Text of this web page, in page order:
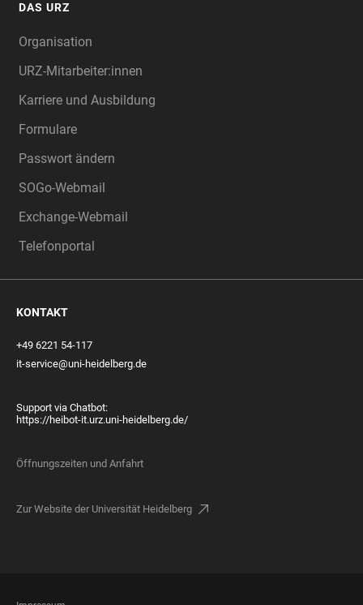
DAS URZ
Organisation
URZ-Mitarbeiter:innen
Karriere und Ausbildung
Formulare
Passwort ändern
SOGo-Webmail
Exchange-Webmail
Telefonportal
KONTAKT
+49 6221 54-117
it-service@uni-heidelberg.de
Support via Chatbot:
https://heibot-it.urz.uni-heidelberg.de/
Öffnungszeiten und Anfahrt
Zur Website der Universität Heidelberg